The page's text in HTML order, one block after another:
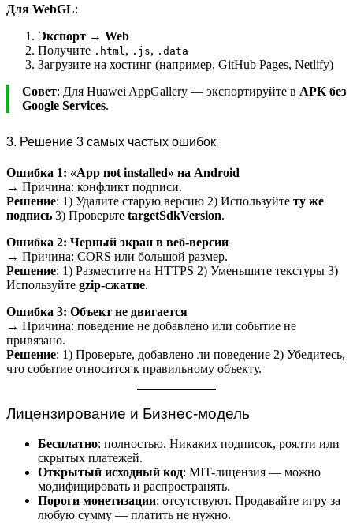
Для WebGL:
Экспорт → Web
Получите .html , .js, .data
Загрузите на хостинг (например, GitHub Pages, Netlify)
Совет: Для Huawei AppGallery — экспортируйте в APK без
Google Services.
3. Решение 3 самых частых ошибок
Ошибка 1: «App not installed» на Android
→ Причина: конфликт подписи.
Решение: 1) Удалите старую версию 2) Используйте ту же
подпись 3) Проверьте targetSdkVersion.
Ошибка 2: Черный экран в веб-версии
→ Причина: CORS или большой размер.
Решение: 1) Разместите на HTTPS 2) Уменьшите текстуры 3)
Используйте gzip-сжатие.
Ошибка 3: Объект не двигается
→ Причина: поведение не добавлено или событие не
привязано.
Решение: 1) Проверьте, добавлено ли поведение 2) Убедитесь,
что событие относится к правильному объекту.
Лицензирование и Бизнес-модель
Бесплатно: полностью. Никаких подписок, роялти или
скрытых платежей.
Открытый исходный код: MIT-лицензия — можно
модифицировать и распространять.
Пороги монетизации: отсутствуют. Продавайте игру за
любую сумму — платить не нужно.